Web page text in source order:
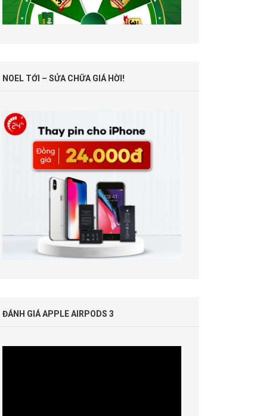
NOEL TỚI – SỬA CHỮA GIÁ HỜI!
ĐÁNH GIÁ APPLE AIRPODS 3